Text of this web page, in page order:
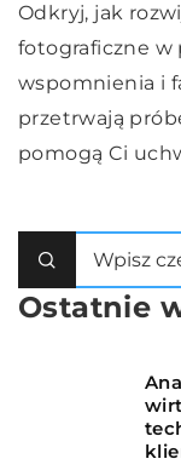
Odkryj, jak
fotograficzne w
wspomnienia i
przetrwają
pomogą Ci
Ostatnie